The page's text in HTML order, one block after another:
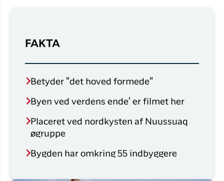
FAKTA
Betyder "det hoved formede"
Byen ved verdens ende' er filmet her
Placeret ved nordkysten af Nuussuaq
øgruppe
Bygden har omkring 55 indbyggere